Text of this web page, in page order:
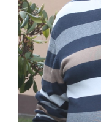
u
f
:
I